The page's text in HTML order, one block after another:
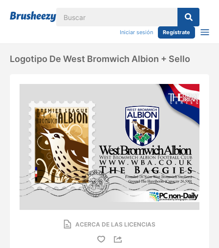
Iniciar sesión Regístrate
Logotipo De West Bromwich Albion + Sello
ACERCA DE LAS LICENCIAS